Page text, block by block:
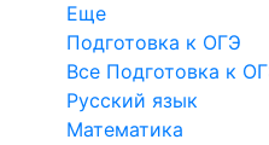
Еще
Подготовка к ОГЭ
Все Подготовка к
Русский язык
Математика